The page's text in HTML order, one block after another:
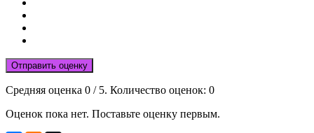
Отправить оценку
Средняя оценка 0 / 5. Количество оценок: 0
Оценок пока нет. Поставьте оценку первым.